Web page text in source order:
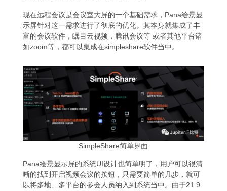
现在远程会议是会议室大屏的一个基础需求，Pana绘景显
示屏针对这一需求进行了彻底的优化。其本身就集成了丰
富的会议软件，瞩目云视频，腾讯会议等 或者其他平台诸
如zoom等，都可以集成在simpleshare软件当中。
SimpleShare简单界面
Pana绘景显示屏的系统UI设计也简单明了，用户可以很清
晰的找到开启视频会议的按钮，只需要简单的几步，就可
以将多地、多平台的参会人员纳入到系统当中。由于21:9